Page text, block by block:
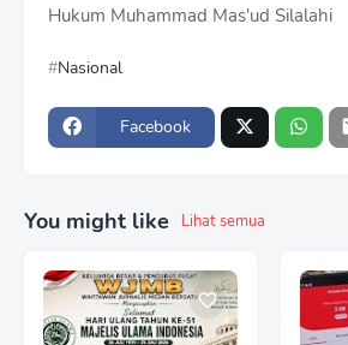
Hukum Muhammad Mas'ud Silalahi
Nasional
Facebook
You might like Lihat semua